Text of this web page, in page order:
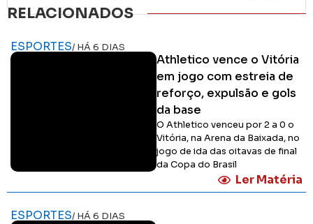
RELACIONADOS
ESPORTES/ HÁ 6 DIAS
Athletico vence o Vitória
em jogo com estreia de
reforço, expulsão e gols
da base
O Athletico venceu por 2 a 0 o
Vitória, na Arena da Baixada, no
jogo de ida das oitavas de final
da Copa do Brasil
Ler Matéria
ESPORTES/ HÁ 6 DIAS